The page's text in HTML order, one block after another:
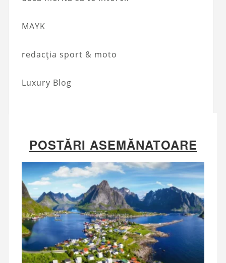
MAYK
redacția sport & moto
Luxury Blog
POSTĂRI ASEMĂNATOARE